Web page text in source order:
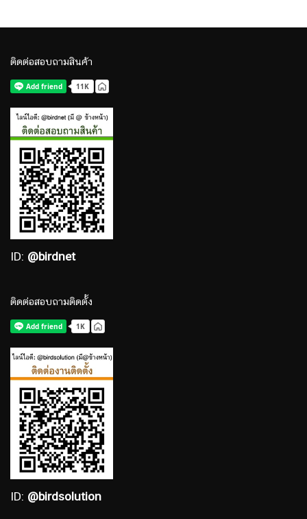
ติดต่อสอบถามสินค้า
ID: @birdnet
ติดต่อสอบถามติดตั้ง
ID: @birdsolution